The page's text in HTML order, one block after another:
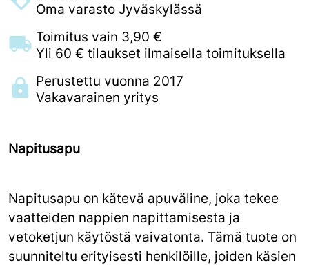
Oma varasto Jyväskylässä
Toimitus vain 3,90 €
Yli 60 € tilaukset ilmaisella toimituksella
Perustettu vuonna 2017
Vakavarainen yritys
Napitusapu
Napitusapu on kätevä apuväline, joka tekee
vaatteiden nappien napittamisesta ja
vetoketjun käytöstä vaivatonta. Tämä tuote on
suunniteltu erityisesti henkilöille, joiden käsien